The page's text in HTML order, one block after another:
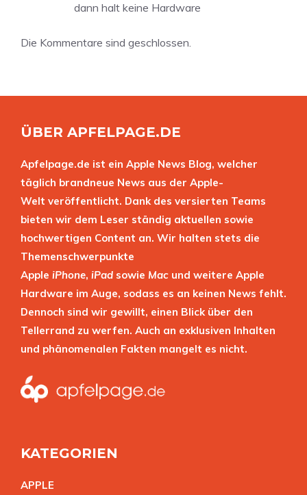
dann halt keine Hardware
Die Kommentare sind geschlossen.
ÜBER APFELPAGE.DE
Apfelpage.de ist ein Apple News Blog, welcher
täglich brandneue News aus der Apple-
Welt veröffentlicht. Dank des versierten Teams
bieten wir dem Leser ständig aktuellen sowie
hochwertigen Content an. Wir halten stets die
Themenschwerpunkte
Apple iPhone, iPad sowie Mac und weitere Apple
Hardware im Auge, sodass es an keinen News fehlt.
Dennoch sind wir gewillt, einen Blick über den
Tellerrand zu werfen. Auch an exklusiven Inhalten
und phänomenalen Fakten mangelt es nicht.
KATEGORIEN
APPLE